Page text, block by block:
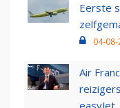
Eerste
04-
Air